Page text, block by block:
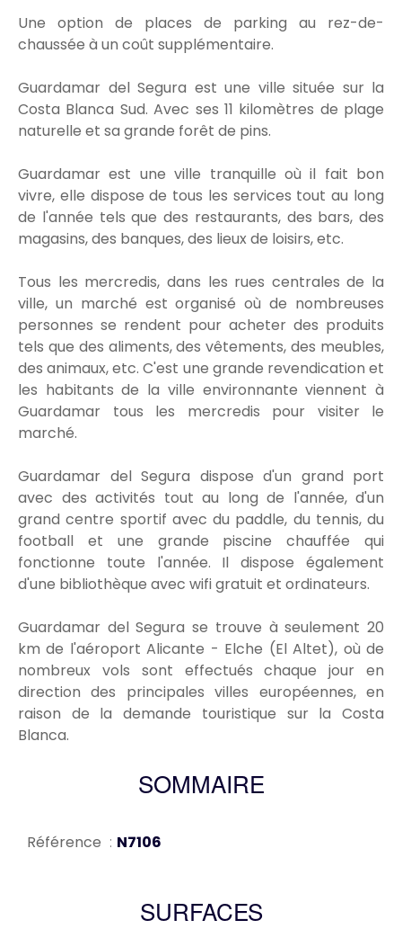
Une option de places de parking au rez-de-
chaussée à un coût supplémentaire.
Guardamar del Segura est une ville située sur la
Costa Blanca Sud. Avec ses 11 kilomètres de plage
naturelle et sa grande forêt de pins.
Guardamar est une ville tranquille où il fait bon
vivre, elle dispose de tous les services tout au long
de l'année tels que des restaurants, des bars, des
magasins, des banques, des lieux de loisirs, etc.
Tous les mercredis, dans les rues centrales de la
ville, un marché est organisé où de nombreuses
personnes se rendent pour acheter des produits
tels que des aliments, des vêtements, des meubles,
des animaux, etc. C'est une grande revendication et
les habitants de la ville environnante viennent à
Guardamar tous les mercredis pour visiter le
marché.
Guardamar del Segura dispose d'un grand port
avec des activités tout au long de l'année, d'un
grand centre sportif avec du paddle, du tennis, du
football et une grande piscine chauffée qui
fonctionne toute l'année. Il dispose également
d'une bibliothèque avec wifi gratuit et ordinateurs.
Guardamar del Segura se trouve à seulement 20
km de l'aéroport Alicante - Elche (El Altet), où de
nombreux vols sont effectués chaque jour en
direction des principales villes européennes, en
raison de la demande touristique sur la Costa
Blanca.
SOMMAIRE
Référence N7106
SURFACES